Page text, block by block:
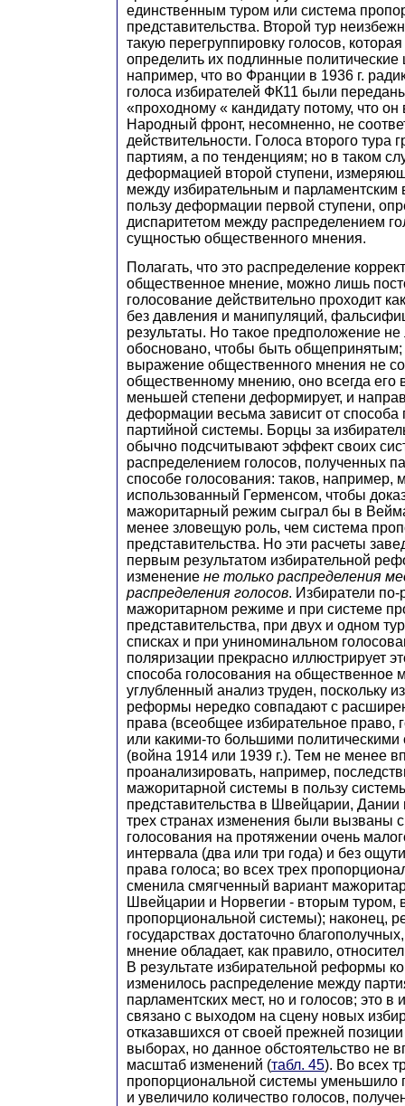
единственным туром или система
представительства. Второй тур
такую перегруппировку голосов,
определить их подлинные политические
например, что во Франции в 1936 г.
голоса избирателей ФК11 были
«проходному « кандидату потому, что он
Народный фронт, несомненно, не
действительности. Голоса второго тура
партиям, а по тенденциям; но в таком
деформацией второй ступени,
между избирательным и парламентским
пользу деформации первой ступени,
диспаритетом между распределением
сущностью общественного мнения.
Полагать, что это распределение
общественное мнение, можно лишь
голосование действительно проходит
без давления и манипуляций,
результаты. Но такое предположение
обосновано, чтобы быть общепринятым;
выражение общественного мнения не
общественному мнению, оно всегда его
меньшей степени деформирует, и
деформации весьма зависит от способа
партийной системы. Борцы за
обычно подсчитывают эффект своих
распределением голосов, полученных
способе голосования: таков, например,
использованный Герменсом, чтобы
мажоритарный режим сыграл бы в
менее зловещую роль, чем система
представительства. Но эти расчеты
первым результатом избирательной
изменение не только распределения
распределения голосов. Избиратели по-
мажоритарном режиме и при системе
представительства, при двух и одном
списках и при униноминальном
поляризации прекрасно иллюстрирует
способа голосования на общественное
углубленный анализ труден, поскольку
реформы нередко совпадают с
права (всеобщее избирательное право,
или какими-то большими
(война 1914 или 1939 г.). Тем не менее
проанализировать, например,
мажоритарной системы в пользу
представительства в Швейцарии, Дании
трех странах изменения были вызваны
голосования на протяжении очень
интервала (два или три года) и без
права голоса; во всех трех
сменила смягченный вариант
Швейцарии и Норвегии - вторым туром,
пропорциональной системы); наконец,
государствах достаточно
мнение обладает, как правило,
В результате избирательной реформы
изменилось распределение между
парламентских мест, но и голосов; это в
связано с выходом на сцену новых
отказавшихся от своей прежней
выборах, но данное обстоятельство не
масштаб изменений (табл. 45). Во всех
пропорциональной системы уменьшило
и увеличило количество голосов,